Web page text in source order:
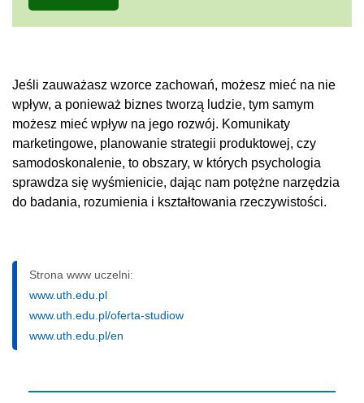
Jeśli zauważasz wzorce zachowań, możesz mieć na nie
wpływ, a ponieważ biznes tworzą ludzie, tym samym
możesz mieć wpływ na jego rozwój. Komunikaty
marketingowe, planowanie strategii produktowej, czy
samodoskonalenie, to obszary, w których psychologia
sprawdza się wyśmienicie, dając nam potężne narzędzia
do badania, rozumienia i kształtowania rzeczywistości.
Strona www uczelni:
www.uth.edu.pl
www.uth.edu.pl/oferta-studiow
www.uth.edu.pl/en